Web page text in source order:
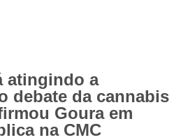
atingindo a
debate da cannabis
Goura em
na CMC